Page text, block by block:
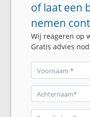
of laat een
nemen
Wij reageren op
Gratis advies